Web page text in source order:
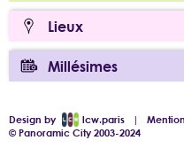
Lieux
Millésimes
Design by lcw.paris |
© Panoramic City 2003-2024